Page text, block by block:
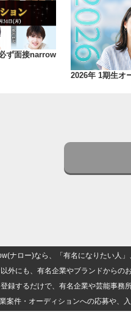
ず面接narrow
2026年 1期生オ
ナロー)なら、「有名になりたい人
外にも、有名企業やブランドからの
登録するだけで、有名企業や芸能事務
案件・オーディションへの応募や、